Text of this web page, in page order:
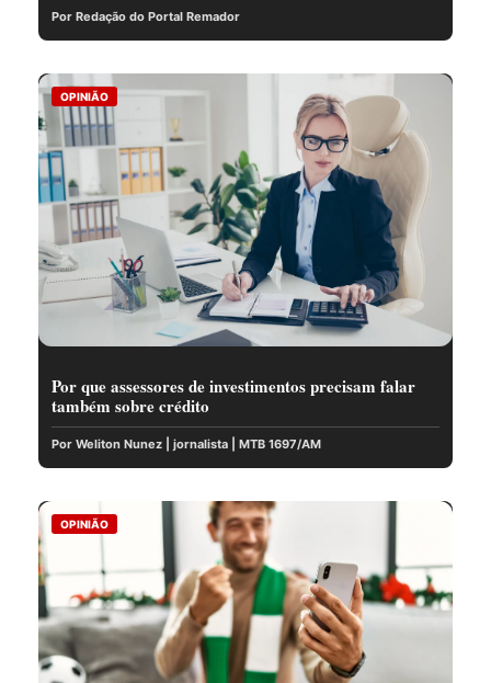
Por Redação do Portal Remador
OPINIÃO
Por que assessores de investimentos precisam falar
também sobre crédito
Por Weliton Nunez | jornalista | MTB 1697/AM
OPINIÃO